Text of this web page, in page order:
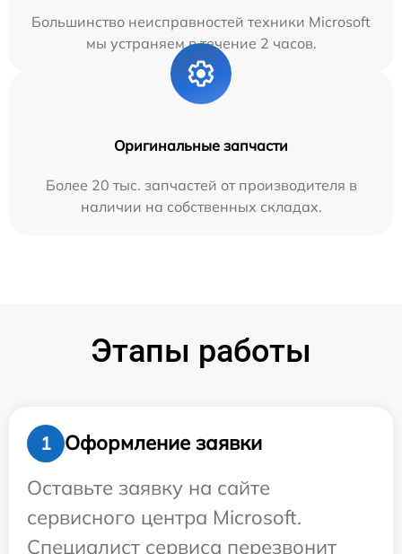
Большинство неисправностей техники Microsoft
мы устраняем в течение 2 часов.
Оригинальные запчасти
Более 20 тыс. запчастей от производителя в
наличии на собственных складах.
Этапы работы
1
Оформление заявки
Оставьте заявку на сайте
сервисного центра Microsoft.
Специалист сервиса перезвонит